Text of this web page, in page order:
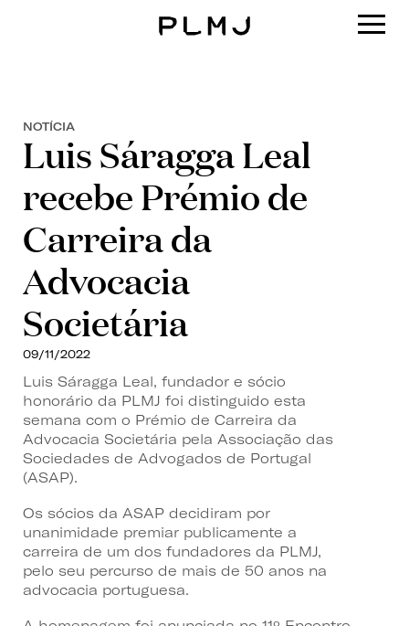
NOTÍCIA
Luis Sáragga Leal
recebe Prémio de
Carreira da
Advocacia
Societária
09/11/2022
Luis Sáragga Leal, fundador e sócio
honorário da PLMJ foi distinguido esta
semana com o Prémio de Carreira da
Advocacia Societária pela Associação das
Sociedades de Advogados de Portugal
(ASAP).
Os sócios da ASAP decidiram por
unanimidade premiar publicamente a
carreira de um dos fundadores da PLMJ,
pelo seu percurso de mais de 50 anos na
advocacia portuguesa.